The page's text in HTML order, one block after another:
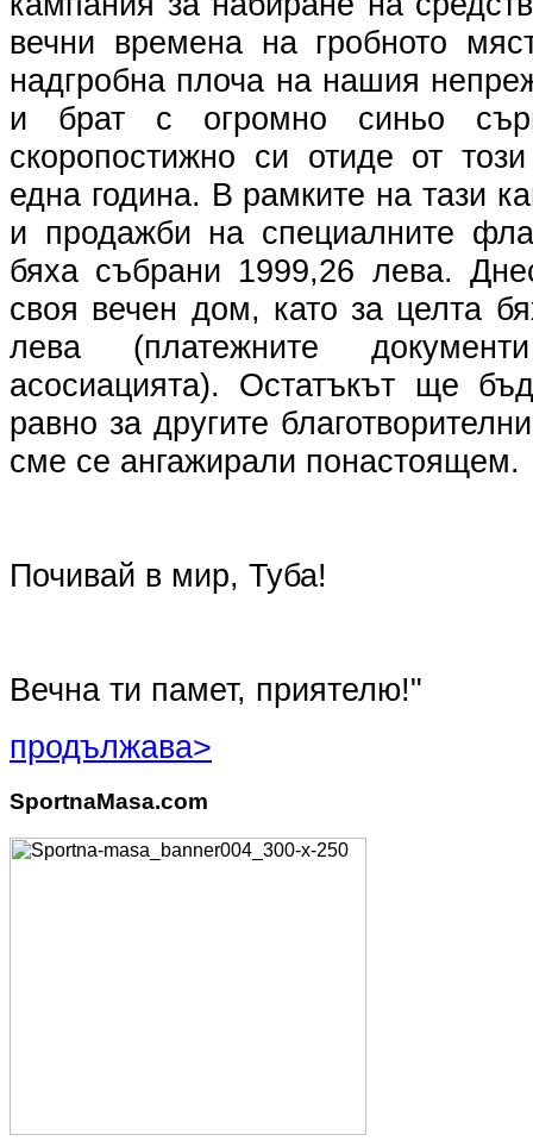
вечни времена на гробното
надгробна плоча на нашия
и брат с огромно синьо
скоропостижно си отиде от
една година. В рамките на тази
и продажби на специалните
бяха събрани 1999,26 лева.
своя вечен дом, като за целта
лева (платежните
асосиацията). Остатъкът ще
равно за другите
сме се ангажирали понастоящем.
Почивай в мир, Туба!
Вечна ти памет, приятелю!"
продължава>
SportnaMasa.com